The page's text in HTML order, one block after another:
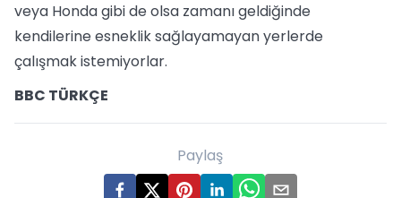
veya Honda gibi de olsa zamanı geldiğinde
kendilerine esneklik sağlayamayan yerlerde
çalışmak istemiyorlar.
BBC TÜRKÇE
Paylaş